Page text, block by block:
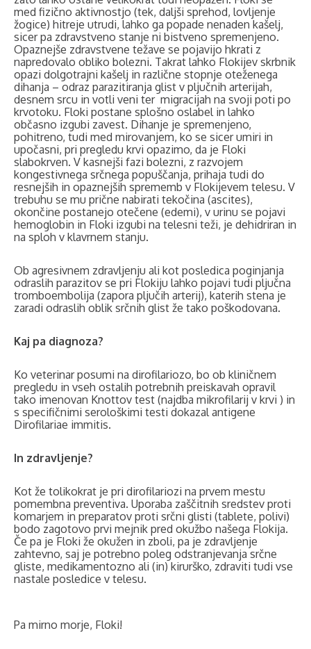
med fizično aktivnostjo (tek, daljši sprehod, lovljenje
žogice) hitreje utrudi, lahko ga popade nenaden kašelj,
sicer pa zdravstveno stanje ni bistveno spremenjeno.
Opaznejše zdravstvene težave se pojavijo hkrati z
napredovalo obliko bolezni. Takrat lahko Flokijev skrbnik
opazi dolgotrajni kašelj in različne stopnje oteženega
dihanja – odraz parazitiranja glist v pljučnih arterijah,
desnem srcu in votli veni ter migracijah na svoji poti po
krvotoku. Floki postane splošno oslabel in lahko
občasno izgubi zavest. Dihanje je spremenjeno,
pohitreno, tudi med mirovanjem, ko se sicer umiri in
upočasni, pri pregledu krvi opazimo, da je Floki
slabokrven. V kasnejši fazi bolezni, z razvojem
kongestivnega srčnega popuščanja, prihaja tudi do
resnejših in opaznejših sprememb v Flokijevem telesu. V
trebuhu se mu prične nabirati tekočina (ascites),
okončine postanejo otečene (edemi), v urinu se pojavi
hemoglobin in Floki izgubi na telesni teži, je dehidriran in
na sploh v klavrnem stanju.
Ob agresivnem zdravljenju ali kot posledica poginjanja
odraslih parazitov se pri Flokiju lahko pojavi tudi pljučna
tromboembolija (zapora pljučih arterij), katerih stena je
zaradi odraslih oblik srčnih glist že tako poškodovana.
Kaj pa diagnoza?
Ko veterinar posumi na dirofilariozo, bo ob kliničnem
pregledu in vseh ostalih potrebnih preiskavah opravil
tako imenovan Knottov test (najdba mikrofilarij v krvi ) in
s specifičnimi serološkimi testi dokazal antigene
Dirofilariae immitis.
In zdravljenje?
Kot že tolikokrat je pri dirofilariozi na prvem mestu
pomembna preventiva. Uporaba zaščitnih sredstev proti
komarjem in preparatov proti srčni glisti (tablete, polivi)
bodo zagotovo prvi mejnik pred okužbo našega Flokija.
Če pa je Floki že okužen in zboli, pa je zdravljenje
zahtevno, saj je potrebno poleg odstranjevanja srčne
gliste, medikamentozno ali (in) kirurško, zdraviti tudi vse
nastale posledice v telesu.
Pa mirno morje, Floki!